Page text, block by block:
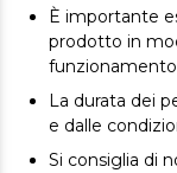
È importante
prodotto in
La durata dei
e dalle
Si consiglia di